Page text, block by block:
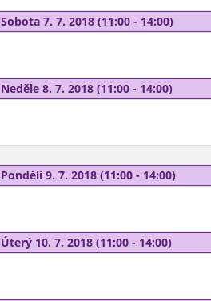
Sobota 7. 7. 2018 (11:00 - 14:00)
Neděle 8. 7. 2018 (11:00 - 14:00)
Pondělí 9. 7. 2018 (11:00 - 14:00)
Úterý 10. 7. 2018 (11:00 - 14:00)